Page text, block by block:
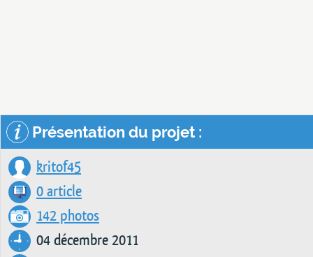
Présentation du projet :
kritof45
0 article
142 photos
04 décembre 2011